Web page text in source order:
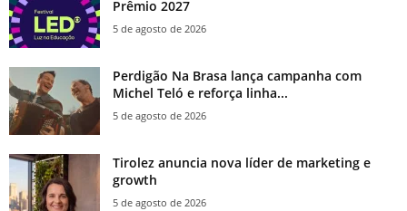
Prêmio 2027
5 de agosto de 2026
Perdigão Na Brasa lança campanha com
Michel Teló e reforça linha...
5 de agosto de 2026
Tirolez anuncia nova líder de marketing e
growth
5 de agosto de 2026